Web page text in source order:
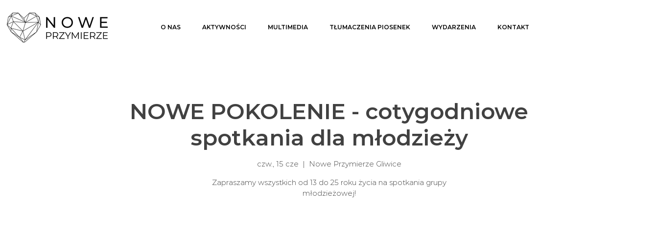
O NAS AKTYWNOŚCI MULTIMEDIA TŁUMACZENIA PIOSENEK WYDARZENIA KONTAKT
NOWE POKOLENIE - cotygodniowe
spotkania dla młodzieży
czw., 15 cze
  |
Nowe Przymierze Gliwice
Zapraszamy wszystkich od 13 do 25 roku życia na spotkania grupy
młodzieżowej!